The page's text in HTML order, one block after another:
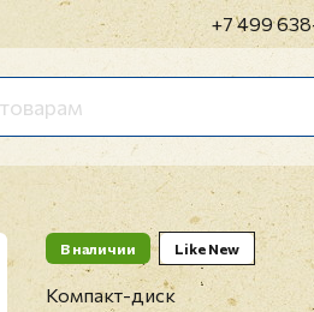
+7 499
В наличии Like New
Компакт-диск